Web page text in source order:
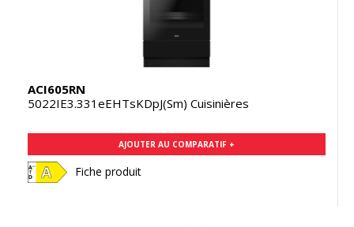
ACI605RN
5022IE3.331eEHTsKDpJ(Sm) Cuisinières
AJOUTER AU COMPARATIF +
Fiche produit